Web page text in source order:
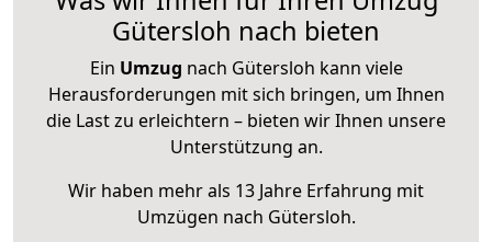
Gütersloh nach bieten
Ein Umzug nach Gütersloh kann viele
Herausforderungen mit sich bringen, um Ihnen
die Last zu erleichtern – bieten wir Ihnen unsere
Unterstützung an.
Wir haben mehr als 13 Jahre Erfahrung mit
Umzügen nach Gütersloh.